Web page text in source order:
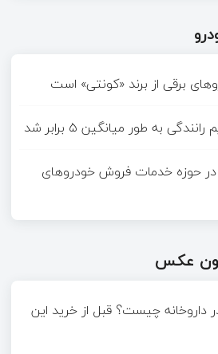
برقی از برند «کونتی» است
حوزه خدمات فروش خودروهای
عکس
داروخانه چیست؟ قبل از خرید این